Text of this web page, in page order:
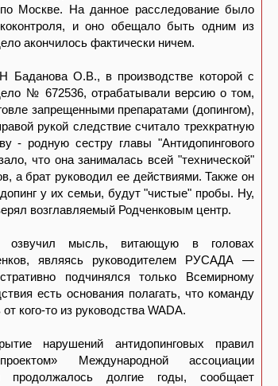
Москве. На данное расследование было
и оно обещало быть одним из
акончилось фактически ничем.
Баданова О.В., в производстве которой с
№ 672536, отрабатывали версию о том,
запрещенными препаратами (допингом),
рукой следствие считало трехкратную
- родную сестру главы "Антидопингового
что она занималась всей "технической"
а брат руководил ее действиями. Также он
у их семьи, будут "чистые" пробы. Ну,
возглавляемый Родченковым центр.
мысль, витающую в головах
являясь руководителем РУСАДА —
подчинялся только Всемирному
есть основания полагать, что команду
кого-то из руководства WADA.
нарушений антидопинговых правил
Международной ассоциации
продолжалось долгие годы, сообщает